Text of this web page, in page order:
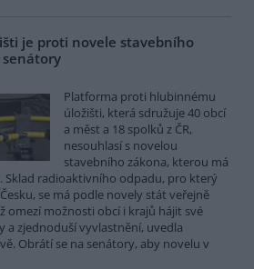
je proti novele stavebního
Platforma proti hlubinnému
úložišti, která sdružuje 40 obcí
a měst a 18 spolků z ČR,
nesouhlasí s novelou
stavebního zákona, kterou má
Sklad radioaktivního odpadu, pro který
se má podle novely stát veřejně
omezí možnosti obcí i krajů hájit své
a zjednoduší vyvlastnění, uvedla
Obrátí se na senátory, aby novelu v